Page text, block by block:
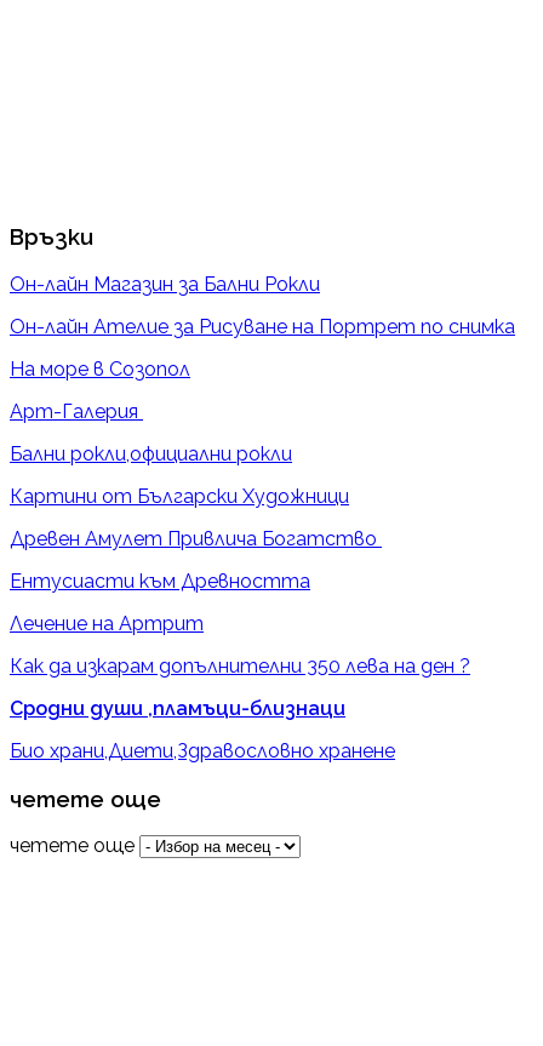
Връзки
Он-лайн Магазин за Бални Рокли
Он-лайн Ателие за Рисуване на Портрет по снимка
На море в Созопол
Арт-Галерия
Бални рокли,официални рокли
Картини от Български Художници
Древен Амулет Привлича Богатство
Ентусиасти към Древността
Лечение на Артрит
Как да изкарам допълнителни 350 лева на ден ?
Сродни души ,пламъци-близнаци
Био храни,Диети,Здравословно хранене
четете още
четете още